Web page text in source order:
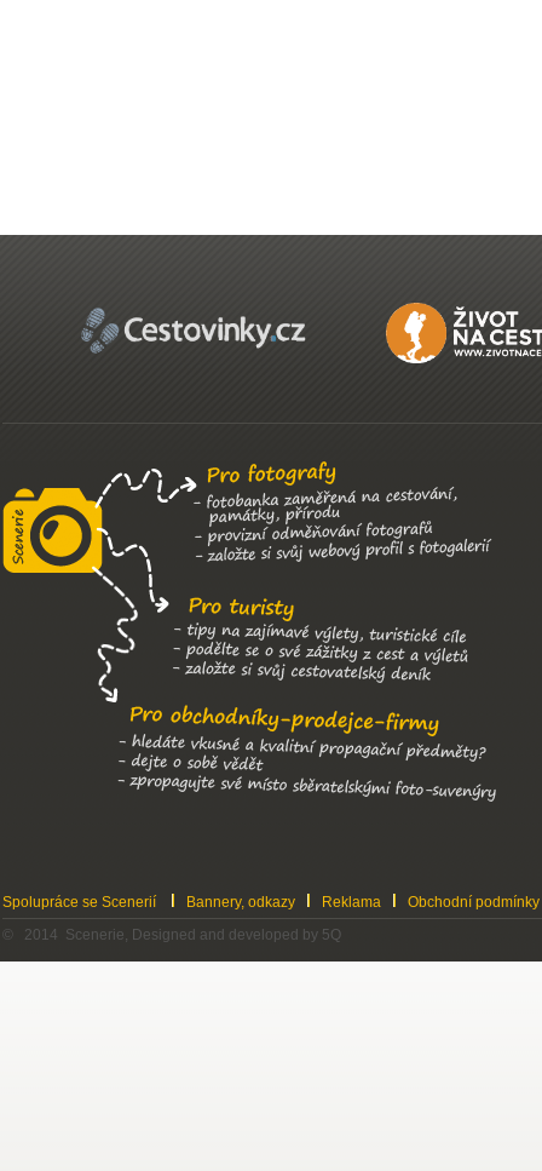
Spolupráce se Scenerií Bannery, odkazy Reklama
Obchodní podmínky
© 2014 Scenerie, Designed and developed by 5Q